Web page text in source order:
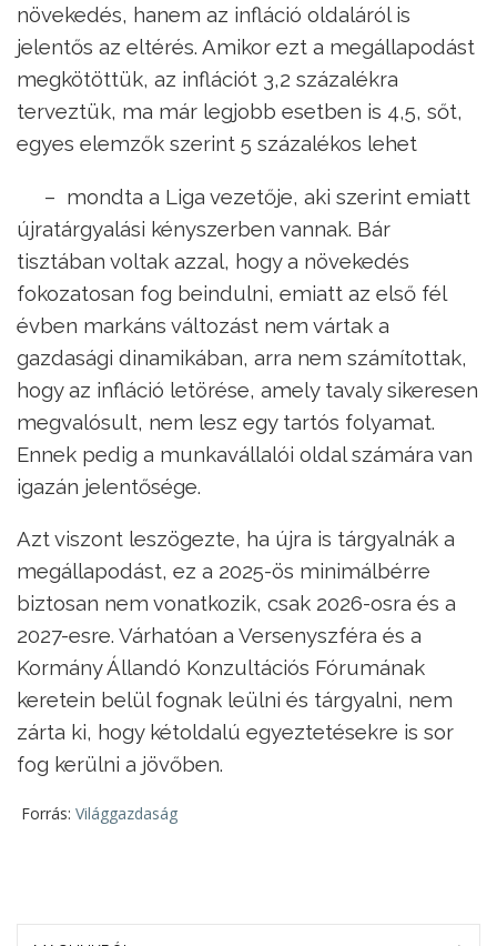
növekedés, hanem az infláció oldaláról is
jelentős az eltérés. Amikor ezt a megállapodást
megkötöttük, az inflációt 3,2 százalékra
terveztük, ma már legjobb esetben is 4,5, sőt,
egyes elemzők szerint 5 százalékos lehet
– mondta a Liga vezetője, aki szerint emiatt
újratárgyalási kényszerben vannak. Bár
tisztában voltak azzal, hogy a növekedés
fokozatosan fog beindulni, emiatt az első fél
évben markáns változást nem vártak a
gazdasági dinamikában, arra nem számítottak,
hogy az infláció letörése, amely tavaly sikeresen
megvalósult, nem lesz egy tartós folyamat.
Ennek pedig a munkavállalói oldal számára van
igazán jelentősége.
Azt viszont leszögezte, ha újra is tárgyalnák a
megállapodást, ez a 2025-ös minimálbérre
biztosan nem vonatkozik, csak 2026-osra és a
2027-esre. Várhatóan a Versenyszféra és a
Kormány Állandó Konzultációs Fórumának
keretein belül fognak leülni és tárgyalni, nem
zárta ki, hogy kétoldalú egyeztetésekre is sor
fog kerülni a jövőben.
Forrás: Világgazdaság